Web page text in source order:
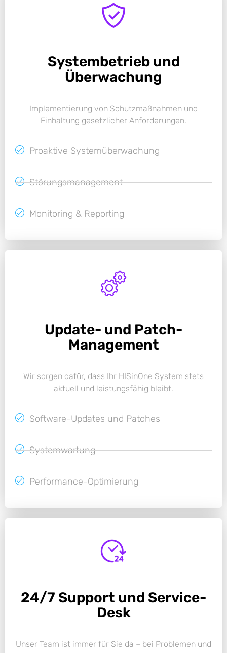
Systembetrieb und
Überwachung
Implementierung von Schutzmaßnahmen und
Einhaltung gesetzlicher Anforderungen.
Proaktive Systemüberwachung
Störungsmanagement
Monitoring & Reporting
Update- und Patch-
Management
Wir sorgen dafür, dass Ihr HISinOne System stets
aktuell und leistungsfähig bleibt.
Software-Updates und Patches
Systemwartung
Performance-Optimierung
24/7 Support und Service-
Desk
Unser Team ist immer für Sie da – bei Problemen und